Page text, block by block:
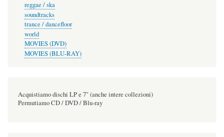
reggae / ska
soundtracks
trance / dancefloor
world
MOVIES (DVD)
MOVIES (BLU-RAY)
Acquistiamo dischi LP e 7" (anche intere collezioni)
Permutiamo CD / DVD / Blu-ray